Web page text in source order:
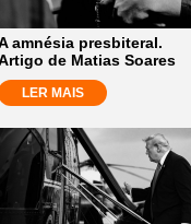
amnésia presbiteral.
de Matias Soares
LER MAIS